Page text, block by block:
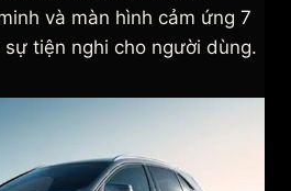
và màn hình cảm ứng 7
tiện nghi cho người dùng.